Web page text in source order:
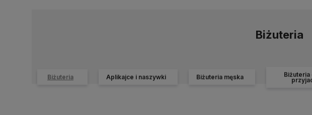
Biżuteria
Biżuteria Aplikajce i naszywki Biżuteria męska Biżuteria